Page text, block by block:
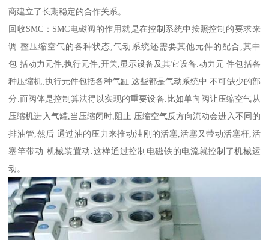
商建立了长期稳定的合作关系。
回收SMC：SMC电磁阀的作用就是在控制系统中按照控制的要求来
调 整压缩空气的各种状态,气动系统还需要其他元件的配合,其中
包 括动力元件,执行元件,开关,显示设备及其它设备.动力元 件包括各
种压缩机,执行元件包括各种气缸.这些都是气动系统中 不可缺少的部
分.而阀体是控制算法得以实现的重要设备.比如单向阀让压缩空气从
压缩机进入气罐,当压缩闭时,阻止 压缩空气反方向流动会进入不同的
排油管,然后 通过油的压力来推动油刚的活塞,活塞又带动活塞杆,活
塞竿带动 机械装置动.这样通过控制电磁铁的电流就控制了机械运
动。